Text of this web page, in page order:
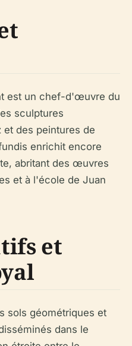
est un chef-d'œuvre du
sculptures
et des peintures de
enrichit encore
abritant des œuvres
et à l'école de Juan
et
sols géométriques et
dans le